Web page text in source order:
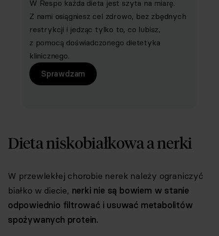
W Respo każda dieta jest szyta na miarę.
Z nami osiągniesz cel zdrowo, bez zbędnych
restrykcji i jedząc tylko to, co lubisz,
z pomocą doświadczonego dietetyka
klinicznego.
Sprawdzam
Dieta niskobiałkowa a nerki
W przewlekłej chorobie nerek należy ograniczyć
białko w diecie, nerki nie są bowiem w stanie
odpowiednio filtrować i usuwać metabolitów
spożywanych protein.